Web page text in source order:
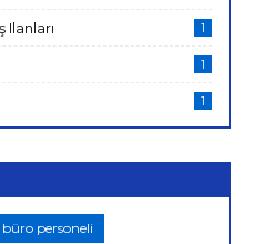
Ilanları 1
1
1
büro personeli